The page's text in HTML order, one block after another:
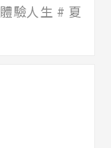
體驗人生
夏